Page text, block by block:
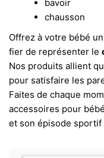
bavoir
chausson
Offrez à votre bébé
fier de représenter le
Nos produits allient
pour satisfaire les
Faites de chaque
accessoires pour
et son épisode sportif